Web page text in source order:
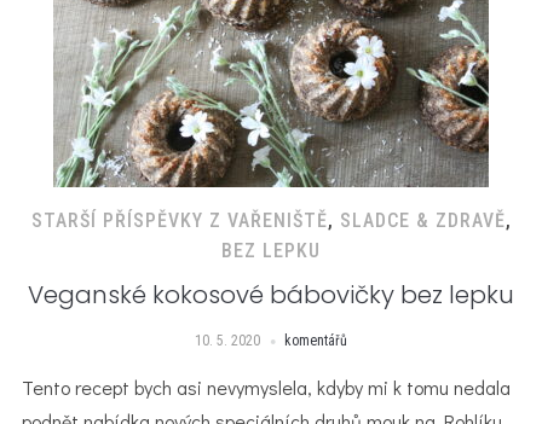
STARŠÍ PŘÍSPĚVKY Z VAŘENIŠTĚ, SLADCE & ZDRAVĚ,
BEZ LEPKU
Veganské kokosové bábovičky bez lepku
10. 5. 2020 komentářů
Tento recept bych asi nevymyslela, kdyby mi k tomu nedala